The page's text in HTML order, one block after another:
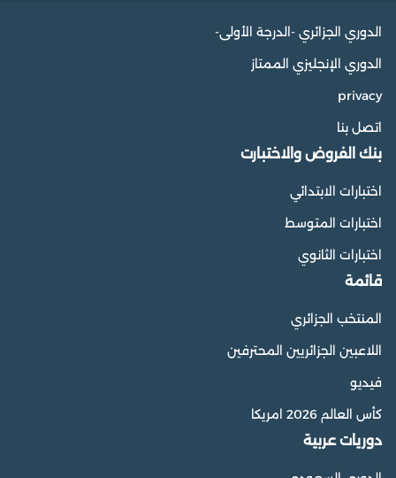
الدوري الجزائري -الدرجة الأولى-
الدوري الإنجليزي الممتاز
privacy
اتصل بنا
بنك الفروض والاختبارت
اختبارات الابتدائي
اختبارات المتوسط
اختبارات الثانوي
قائمة
المنتخب الجزائري
اللاعبين الجزائريين المحترفين
فيديو
كأس العالم 2026 امريكا
دوريات عربية